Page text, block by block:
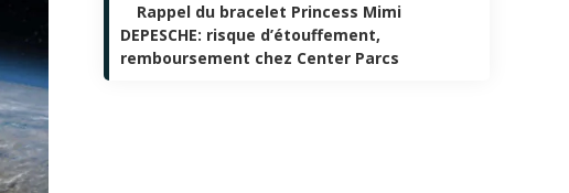
Rappel du bracelet Princess Mimi
DEPESCHE: risque d’étouffement,
remboursement chez Center Parcs